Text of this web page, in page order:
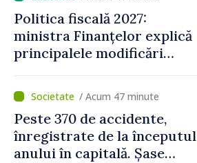
VIDEO // Moldelectrica:
consumatorii finali nu au
fost afectați în urma
Dnestrovsk. Lucrările de
reparație vor fi efectuate în
regim prioritar
/ Acum 47 minute
Peste 370 de accidente,
înregistrate de la începutul
anului în capitală. Șase